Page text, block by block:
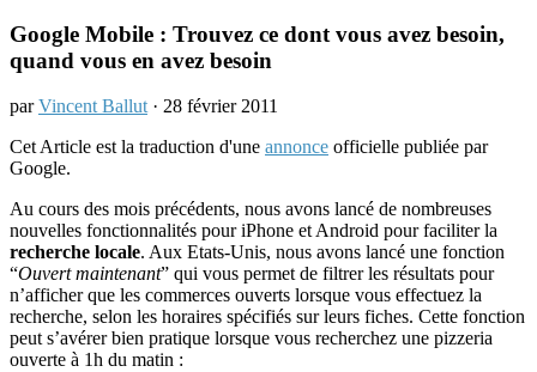
Google Mobile : Trouvez ce dont vous avez besoin,
quand vous en avez besoin
parVincent Ballut· 28 février 2011
Cet Article est la traduction d'une annonce officielle publiée par
Google.
Au cours des mois précédents, nous avons lancé de nombreuses
nouvelles fonctionnalités pour iPhone et Android pour faciliter la
recherche locale. Aux Etats-Unis, nous avons lancé une fonction
“Ouvert maintenant” qui vous permet de filtrer les résultats pour
n’afficher que les commerces ouverts lorsque vous effectuez la
recherche, selon les horaires spécifiés sur leurs fiches. Cette fonction
peut s’avérer bien pratique lorsque vous recherchez une pizzeria
ouverte à 1h du matin :